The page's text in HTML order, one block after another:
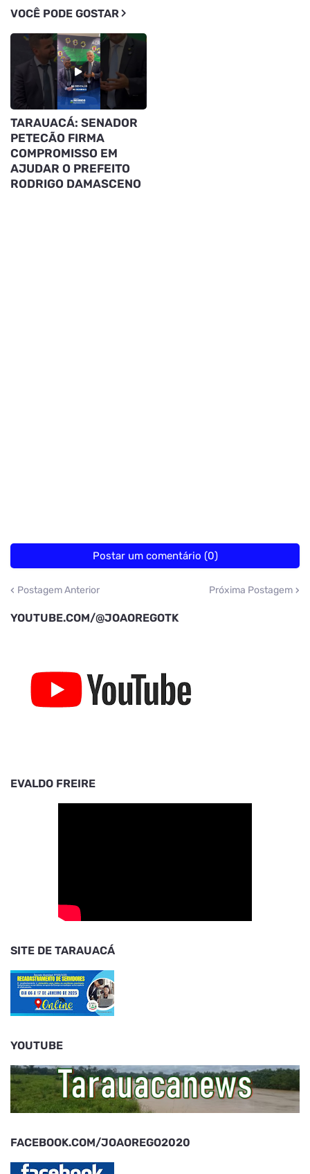
VOCÊ PODE GOSTAR
TARAUACÁ: SENADOR
PETECÃO FIRMA
COMPROMISSO EM
AJUDAR O PREFEITO
RODRIGO DAMASCENO
Postar um comentário (0)
Postagem Anterior Próxima Postagem
YOUTUBE.COM/@JOAOREGOTK
EVALDO FREIRE
SITE DE TARAUACÁ
YOUTUBE
FACEBOOK.COM/JOAOREGO2020